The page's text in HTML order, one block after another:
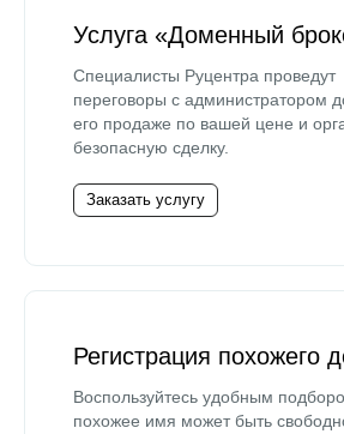
Услуга «Доменный
Специалисты Руцентра проведут
переговоры с администратором
его продаже по вашей цене и
безопасную сделку.
Заказать услугу
Регистрация похожего
Воспользуйтесь удобным
похожее имя может быть